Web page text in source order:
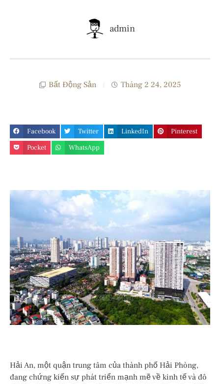
admin
Bất Động Sản Tháng 2 24, 2025
Facebook Twitter LinkedIn
Pinterest
Pocket
WhatsApp
Hải An, một quận trung tâm của thành phố Hải Phòng,
đang chứng kiến sự phát triển mạnh mẽ về kinh tế và đô